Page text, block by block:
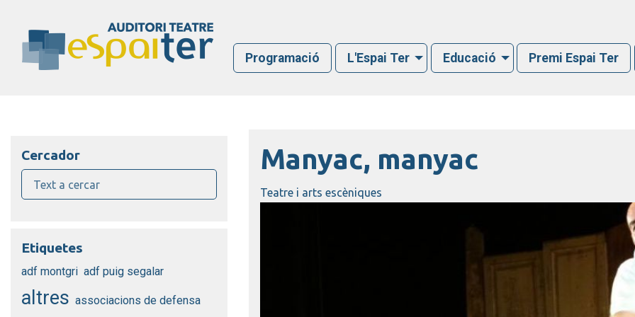
Programació L'Espai Ter Educació Premi Espai Ter
Manyac, manyac
Teatre i arts escèniques
Cercador
Etiquetes
adf montgri adf puig segalar
altres associacions de defensa